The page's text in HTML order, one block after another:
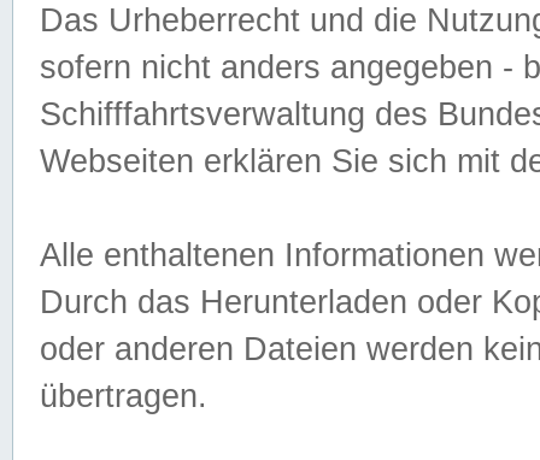
Das Urheberrecht und die
sofern nicht anders angegeben -
Schifffahrtsverwaltung des
Webseiten erklären Sie sich mit
Alle enthaltenen Informationen
Durch das Herunterladen oder
oder anderen Dateien werden
übertragen.